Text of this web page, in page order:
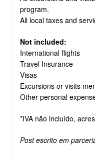
program.
All local taxes and
Not included:
International flights
Travel Insurance
Visas
Excursions or visits
Other personal
*IVA não incluído,
Post escrito em